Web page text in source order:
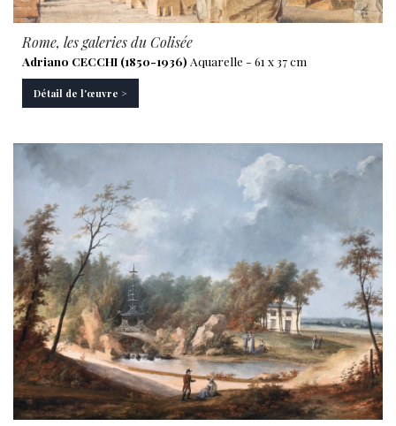
Rome, les galeries du Colisée
Adriano CECCHI (1850-1936) Aquarelle - 61 x 37 cm
Détail de l'œuvre >